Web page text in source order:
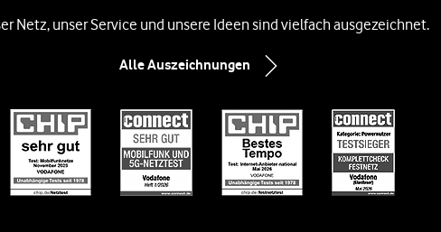
Netz, unser Service und unsere Ideen sind vielfach ausgezeichnet.
Alle Auszeichnungen